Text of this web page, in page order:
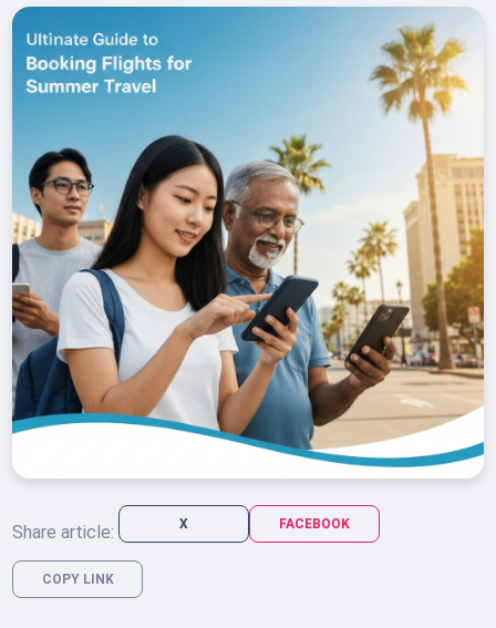
Share article: X FACEBOOK
COPY LINK